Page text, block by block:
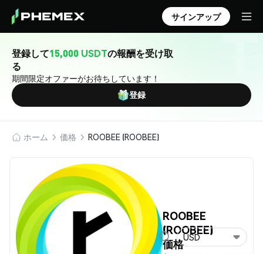
サインアップ
登録して15,000 USDTの報酬を受け取
る
期間限定オファーがお待ちしています！
登録
ホーム 価格 ROOBEE (ROOBEE)
ROOBEE
(ROOBEE)
価格USD